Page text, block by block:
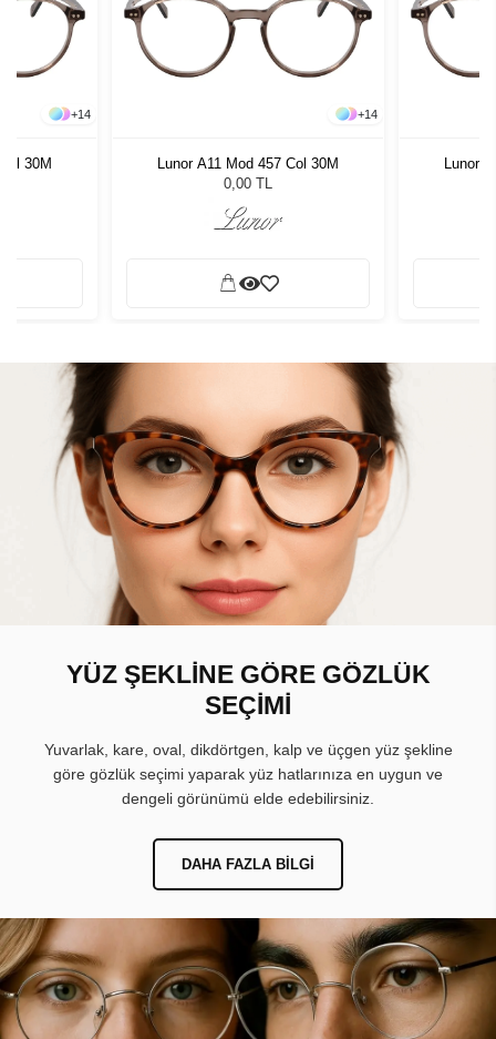
+14
30M
+14
Lunor A11 Mod 457 Col 30M
0,00 TL
Lunor
YÜZ ŞEKLİNE GÖRE GÖZLÜK
SEÇİMİ
Yuvarlak, kare, oval, dikdörtgen, kalp ve üçgen yüz şekline
göre gözlük seçimi yaparak yüz hatlarınıza en uygun ve
dengeli görünümü elde edebilirsiniz.
DAHA FAZLA BILGI